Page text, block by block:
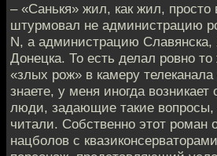
– «Санькя» жил, как жил,
штурмовал не администрацию
N, а администрацию Славянска,
Донецка. То есть делал ровно
«злых рож» в камеру
знаете, у меня иногда
люди, задающие такие вопросы,
читали. Собственно этот роман
нацболов с